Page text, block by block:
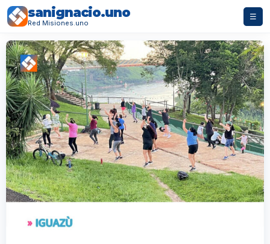
sanignacio.uno
Red Misiones.uno
☰